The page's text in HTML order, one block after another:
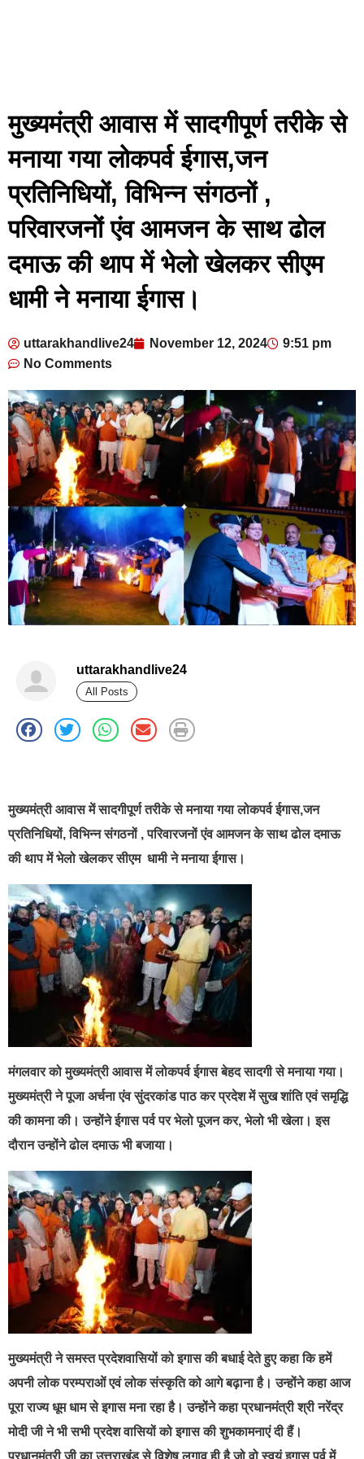
मुख्यमंत्री आवास में सादगीपूर्ण तरीके से
मनाया गया लोकपर्व ईगास,जन
प्रतिनिधियों, विभिन्न संगठनों ,
परिवारजनों एंव आमजन के साथ ढोल
दमाऊ की थाप में भेलो खेलकर सीएम
धामी ने मनाया ईगास।
uttarakhandlive24 November 12, 2024
9:51 pm
No Comments
uttarakhandlive24
All Posts
मुख्यमंत्री आवास में सादगीपूर्ण तरीके से मनाया गया लोकपर्व ईगास,जन
प्रतिनिधियों, विभिन्न संगठनों , परिवारजनों एंव आमजन के साथ ढोल दमाऊ
की थाप में भेलो खेलकर सीएम धामी ने मनाया ईगास।
मंगलवार को मुख्यमंत्री आवास में लोकपर्व ईगास बेहद सादगी से मनाया गया।
मुख्यमंत्री ने पूजा अर्चना एंव सुंदरकांड पाठ कर प्रदेश में सुख शांति एवं समृद्धि
की कामना की। उन्होंने ईगास पर्व पर भेलो पूजन कर, भेलो भी खेला। इस
दौरान उन्होंने ढोल दमाऊ भी बजाया।
मुख्यमंत्री ने समस्त प्रदेशवासियों को इगास की बधाई देते हुए कहा कि हमें
अपनी लोक परम्पराओं एवं लोक संस्कृति को आगे बढ़ाना है। उन्होंने कहा आज
पूरा राज्य धूम धाम से इगास मना रहा है। उन्होंने कहा प्रधानमंत्री श्री नरेंद्र
मोदी जी ने भी सभी प्रदेश वासियों को इगास की शुभकामनाएं दी हैं।